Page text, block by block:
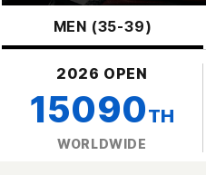
MEN (35-39)
2026 OPEN
15090TH
WORLDWIDE